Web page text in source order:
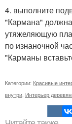
4. выполните
"Кармана"
утяжеляющую
по изнаночной
"Карманы
Категории: Красивые
внутри, Интерьер